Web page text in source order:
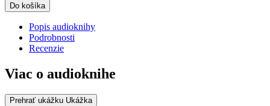
Do košíka
Popis audioknihy
Podrobnosti
Recenzie
Viac o audioknihe
Prehrať ukážku Ukážka